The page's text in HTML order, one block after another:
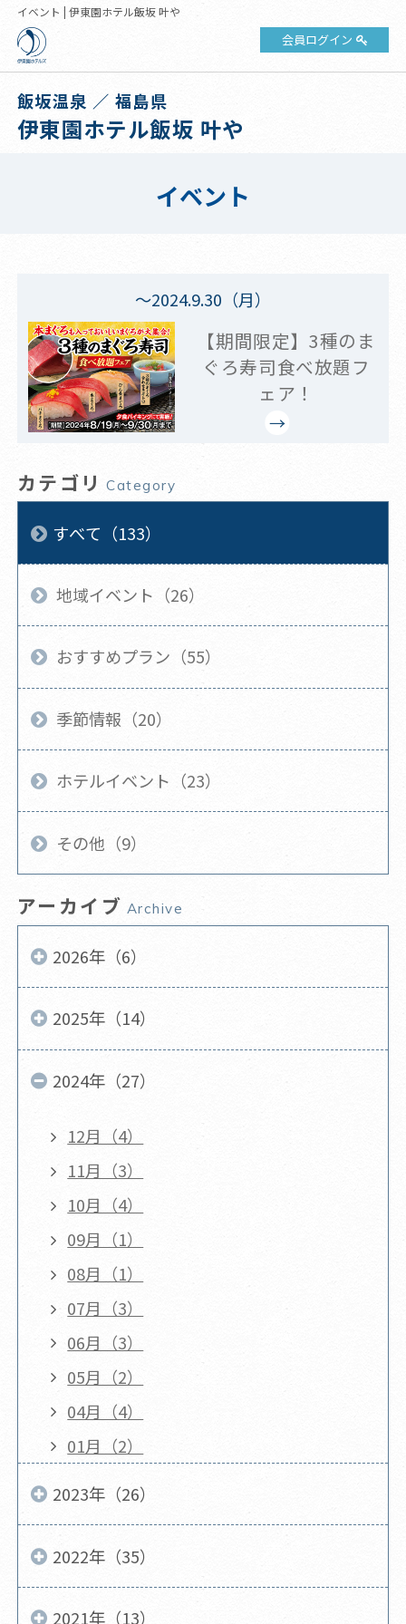
イベント | 伊東園ホテル飯坂 叶や
会員ログイン
飯坂温泉 ／ 福島県
伊東園ホテル飯坂 叶や
イベント
～2024.9.30（月）
【期間限定】3種のま
ぐろ寿司食べ放題フ
ェア！
カテゴリ Category
すべて（133）
地域イベント（26）
おすすめプラン（55）
季節情報（20）
ホテルイベント（23）
その他（9）
アーカイブ Archive
2026年（6）
2025年（14）
2024年（27）
12月（4）
11月（3）
10月（4）
09月（1）
08月（1）
07月（3）
06月（3）
05月（2）
04月（4）
01月（2）
2023年（26）
2022年（35）
2021年（13）